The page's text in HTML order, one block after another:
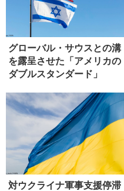
グローバル・サウスとの溝
を露呈させた「アメリカの
ダブルスタンダード」
対ウクライナ軍事支援停滞